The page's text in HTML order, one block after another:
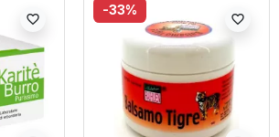
favorite_border
-33%
favorite_border